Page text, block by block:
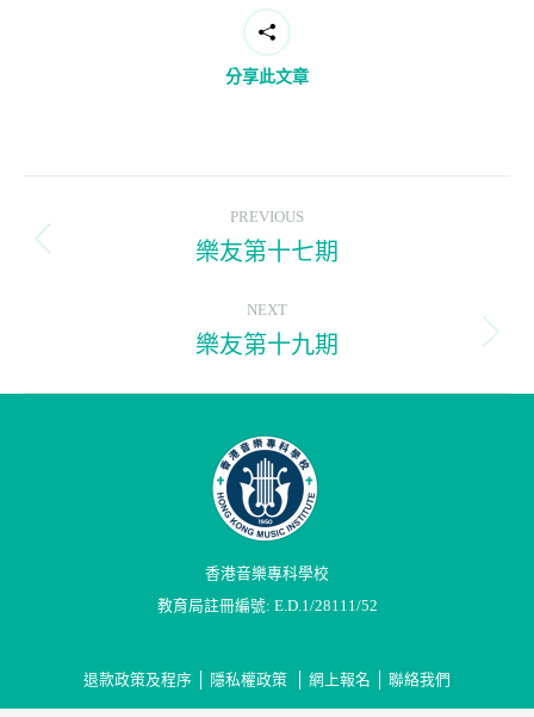
分享此文章
navigation
PREVIOUS
Previous
樂友第十七期
NEXT
Next
樂友第十九期
香港音樂專科學校
教育局註冊編號: E.D.1/28111/52
退款政策及程序 隱私權政策 網上報名 聯絡我們